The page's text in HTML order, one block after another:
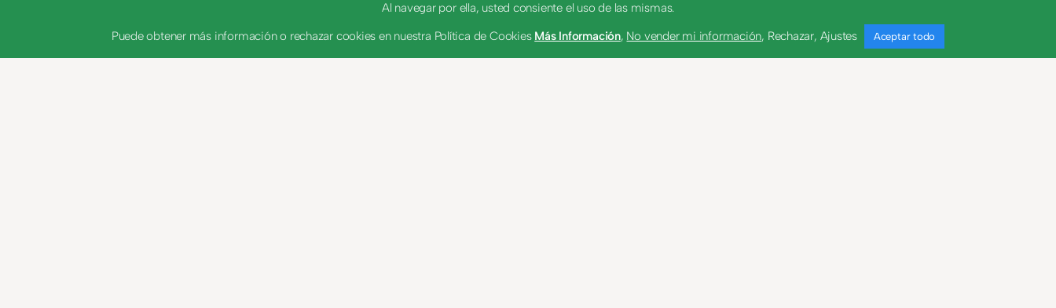
Al navegar por ella, usted consiente el uso de las mismas.
Puede obtener más información o rechazar cookies en nuestra Política de Cookies Más Información, No vender mi información, Rechazar, Ajustes Aceptar todo